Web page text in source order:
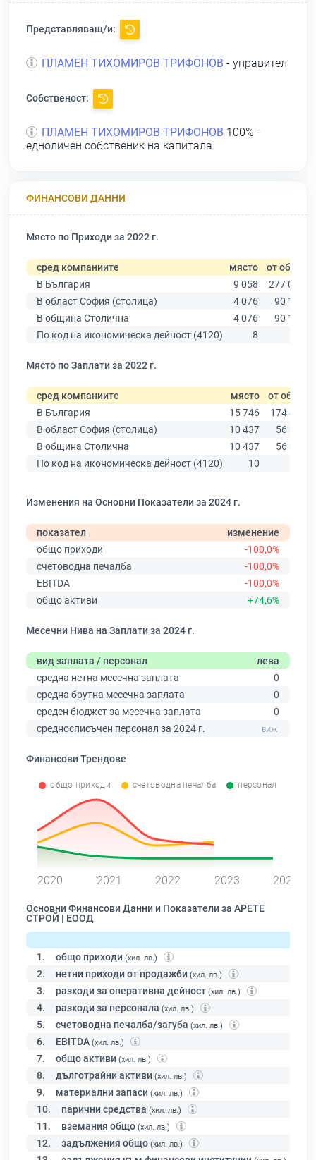
Представляващ/и:
ПЛАМЕН ТИХОМИРОВ ТРИФОНОВ - управител
Собственост:
ПЛАМЕН ТИХОМИРОВ ТРИФОНОВ 100% -
едноличен собственик на капитала
ФИНАНСОВИ ДАННИ
Място по Приходи за 2022 г.
сред компаниите място от общо
В България
9 058
277 019
В област София (столица)
4 076
90 178
В община Столична
4 076
90 178
По код на икономическа дейност (4120)
8
Място по Заплати за 2022 г.
сред компаниите място от общо
В България
15 746
174 403
В област София (столица)
10 437
56 378
В община Столична
10 437
56 378
По код на икономическа дейност (4120)
10
Изменения на Основни Показатели за 2024 г.
показател
изменение
общо приходи
-100,0%
счетоводна печалба
-100,0%
EBITDA
-100,0%
общо активи
+74,6%
Месечни Нива на Заплати за 2024 г.
вид заплата / персонал
лева
средна нетна месечна заплата
0
средна брутна месечна заплата
0
среден бюджет за месечна заплата
0
средносписъчен персонал за 2024 г.
Финансови Трендове
общо приходи счетоводна печалба персонал
2020 2021 2022 2023 2024
Основни Финансови Данни и Показатели за АРЕТЕ
СТРОЙ | ЕООД
1. общо приходи (хил. лв.)
2. нетни приходи от продажби (хил. лв.)
3. разходи за оперативна дейност (хил. лв.)
4. разходи за персонала (хил. лв.)
5. счетоводна печалба/загуба (хил. лв.)
6. EBITDA (хил. лв.)
7. общо активи (хил. лв.)
8. дълготрайни активи (хил. лв.)
9. материални запаси (хил. лв.)
10. парични средства (хил. лв.)
11. вземания общо (хил. лв.)
12. задължения общо (хил. лв.)